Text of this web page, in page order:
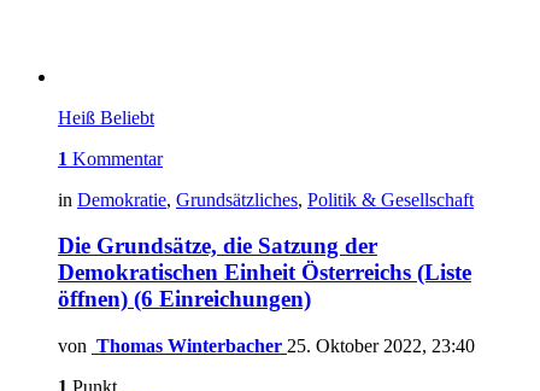
Heiß Beliebt
1 Kommentar
in Demokratie, Grundsätzliches, Politik & Gesellschaft
Die Grundsätze, die Satzung der
Demokratischen Einheit Österreichs (Liste
öffnen) (6 Einreichungen)
von Thomas Winterbacher 25. Oktober 2022, 23:40